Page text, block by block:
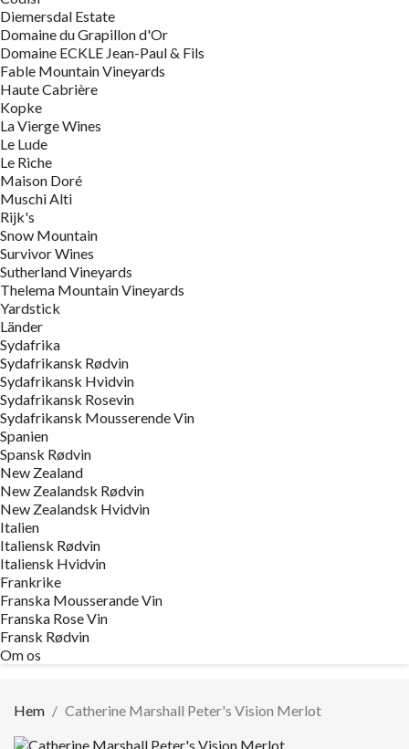
Diemersdal Estate
Domaine du Grapillon d'Or
Domaine ECKLE Jean-Paul & Fils
Fable Mountain Vineyards
Haute Cabrière
Kopke
La Vierge Wines
Le Lude
Le Riche
Maison Doré
Muschi Alti
Rijk's
Snow Mountain
Survivor Wines
Sutherland Vineyards
Thelema Mountain Vineyards
Yardstick
Länder
Sydafrika
Sydafrikansk Rødvin
Sydafrikansk Hvidvin
Sydafrikansk Rosevin
Sydafrikansk Mousserende Vin
Spanien
Spansk Rødvin
New Zealand
New Zealandsk Rødvin
New Zealandsk Hvidvin
Italien
Italiensk Rødvin
Italiensk Hvidvin
Frankrike
Franska Mousserande Vin
Franska Rose Vin
Fransk Rødvin
Om os
Hem Catherine Marshall Peter's Vision Merlot